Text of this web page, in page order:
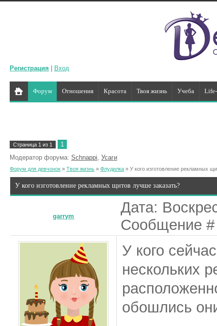
Регистрация Вход
Форум Отношения Красота Твоя жизнь Учеба
Страница 1 из 1
1
Модератор форума: Schnappi, Усаги
Форум для девчонок » Твоя жизнь » Флудилка » У кого изготовление рекламных
У кого изготовление рекламных щитов лучше заказать?
garrym
Дата:
Сообщение
У кого
нескольких
обошлись